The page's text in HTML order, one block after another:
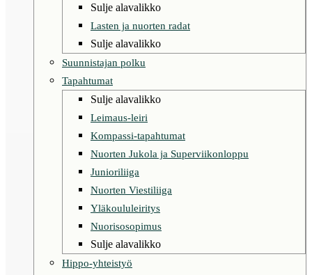
Sulje alavalikko
Lasten ja nuorten radat
Sulje alavalikko
Suunnistajan polku
Tapahtumat
Sulje alavalikko
Leimaus-leiri
Kompassi-tapahtumat
Nuorten Jukola ja Superviikonloppu
Junioriliiga
Nuorten Viestiliiga
Yläkoululeiritys
Nuorisosopimus
Sulje alavalikko
Hippo-yhteistyö